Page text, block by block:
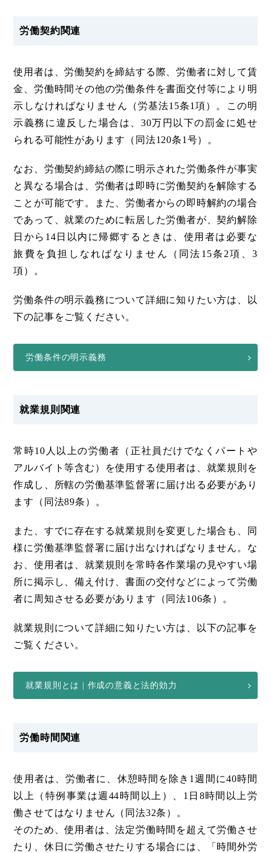
労働契約関連
使用者は、労働契約を締結する際、労働者に対して賃
金、労働時間その他の労働条件を書面交付等により明
示しなければなりません（労基法15条1項）。この明
示義務に違反した場合は、30万円以下の罰金に処せ
られる可能性があります（同法120条1号）。
なお、労働契約締結の際に明示された労働条件が事実
と異なる場合は、労働者は即時に労働契約を解除する
ことが可能です。また、労働者からの即時解約の場合
であって、就業のために転居した労働者が、契約解除
日から14日以内に帰郷するときは、使用者は必要な
旅費を負担しなればなりません（同法15条2項、3
項）。
労働条件の明示義務について詳細に知りたい方は、以
下の記事をご覧ください。
労働条件の明示義務
就業規則関連
常時10人以上の労働者（正社員だけでなくパートや
アルバイト等含む）を使用する使用者は、就業規則を
作成し、所轄の労働基準監督署に届け出る必要があり
ます（同法89条）。
また、すでに存在する就業規則を変更した場合も、同
様に労働基準監督署に届け出なければなりません。な
お、使用者は、就業規則を常時各作業場の見やすい場
所に掲示し、備え付け、書面の交付などによって労働
者に周知させる必要があります（同法106条）。
就業規則について詳細に知りたい方は、以下の記事を
ご覧ください。
就業規則とは | 作成の意義と法的効力
労働時間関連
使用者は、労働者に、休憩時間を除き1週間に40時間
以上（特例事業は週44時間以上）、1日8時間以上労
働させてはなりません（同法32条）。
そのため、使用者は、法定労働時間を超えて労働させ
たり、休日に労働させたりする場合には、「時間外労